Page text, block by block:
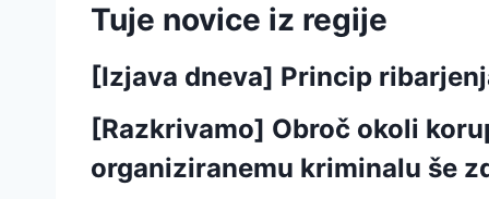
Tuje novice iz regije
[Izjava dneva] Princip
[Razkrivamo] Obroč okoli
organiziranemu kriminalu še